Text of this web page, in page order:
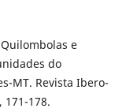
e
do
MT. Revista Ibero-
171-178.